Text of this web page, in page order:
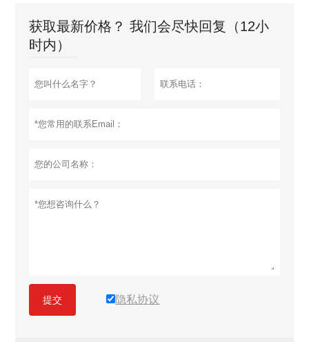
获取最新价格？ 我们会尽快回复（12小
时内）
提交 隐私协议